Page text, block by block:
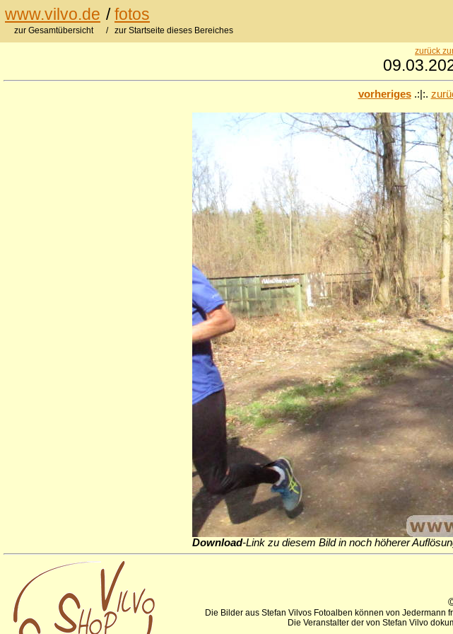
www.vilvo.de /fotos
zur Gesamtübersicht / zur Startseite dieses Bereiches
zurück
vorheriges.:|:.
Download-Link zu diesem Bild in noch höherer
Die Bilder aus Stefan Vilvos Fotoalben können von
Die Veranstalter der von Stefan Vilvo